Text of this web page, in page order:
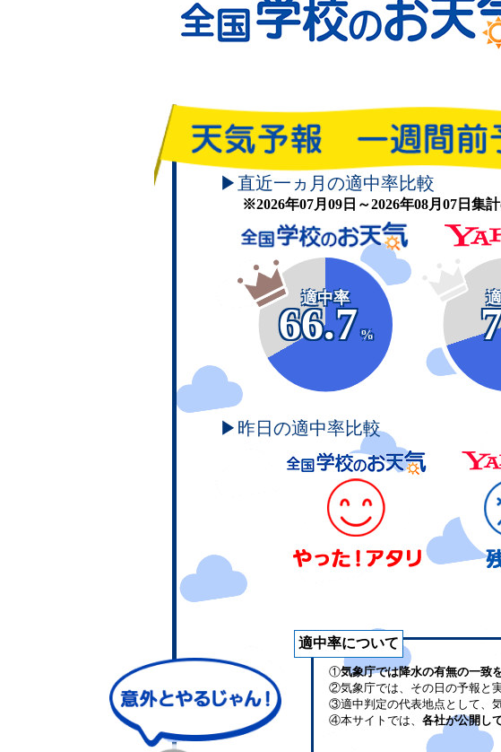
▶直近一ヵ月の適中率比較
※2026年07月09日～2026年08月07日集
適中率
66.7
%
▶昨日の適中率比較
適中率について
①気象庁では降水の有無の一致
②気象庁では、その日の予報と
③適中判定の代表地点として、
④本サイトでは、 各社が公開し